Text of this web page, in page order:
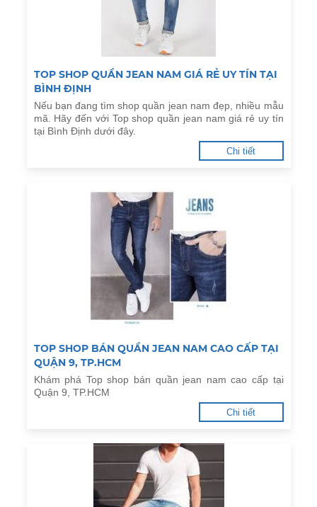
TOP SHOP QUẦN JEAN NAM GIÁ RẺ UY TÍN TẠI
BÌNH ĐỊNH
Nếu bạn đang tìm shop quần jean nam đẹp, nhiều mẫu
mã. Hãy đến với Top shop quần jean nam giá rẻ uy tín
tại Bình Định dưới đây.
Chi tiết
TOP SHOP BÁN QUẦN JEAN NAM CAO CẤP TẠI
QUẬN 9, TP.HCM
Khám phá Top shop bán quần jean nam cao cấp tại
Quận 9, TP.HCM
Chi tiết